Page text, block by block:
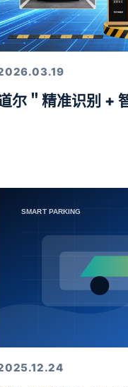
赛圆满举行
尔＂精准识别 +